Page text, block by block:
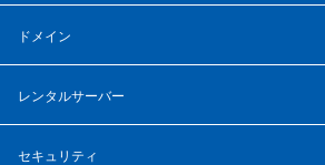
ドメイン
レンタルサーバー
セキュリティ